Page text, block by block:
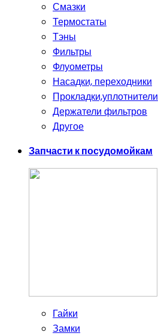
Смазки
Термостаты
Тэны
Фильтры
Флуометры
Насадки, переходники
Прокладки,уплотнители
Держатели фильтров
Другое
Запчасти к посудомойкам
Гайки
Замки